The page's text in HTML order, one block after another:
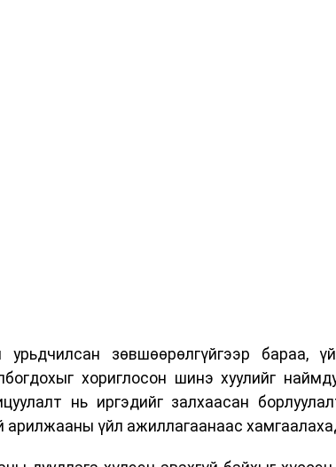
зөвшөөрөлгүйгээр бараа,
хориглосон шинэ хуулийг
нь иргэдийг залхаасан
арилжааны үйл ажиллагаанаас